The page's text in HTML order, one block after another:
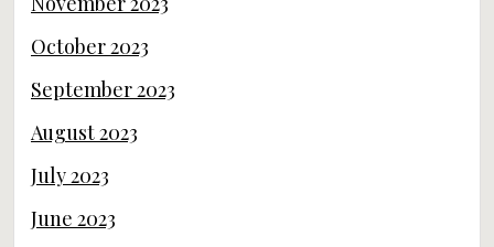
October 2023
September 2023
August 2023
July 2023
June 2023